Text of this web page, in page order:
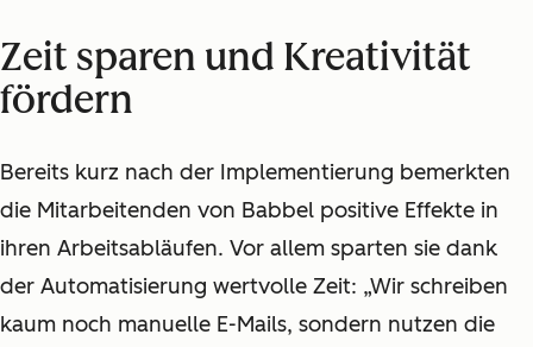
Zeit sparen und Kreativität
fördern
Bereits kurz nach der Implementierung bemerkten
die Mitarbeitenden von Babbel positive Effekte in
ihren Arbeitsabläufen. Vor allem sparten sie dank
der Automatisierung wertvolle Zeit: „Wir schreiben
kaum noch manuelle E-Mails, sondern nutzen die